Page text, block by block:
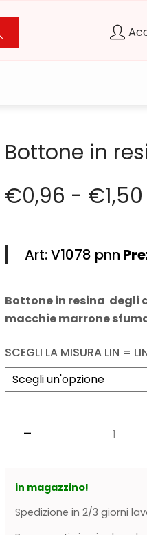
Bottone in
€0,96 - €1,50
Art: V1078 pnn
Bottone in resina degli
macchie marrone
SCEGLI LA MISURA LIN =
in magazzino!
Spedizione in 2/3 giorni